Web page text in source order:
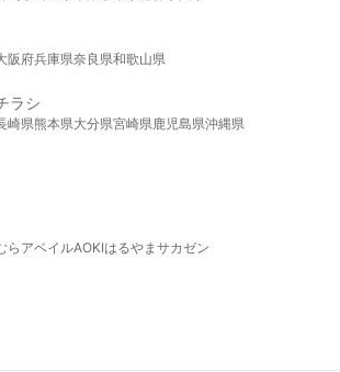
阪府兵庫県奈良県和歌山県
ラシ
崎県熊本県大分県宮崎県鹿児島県沖縄県
ら アベイルAOKIはるやま サカゼン